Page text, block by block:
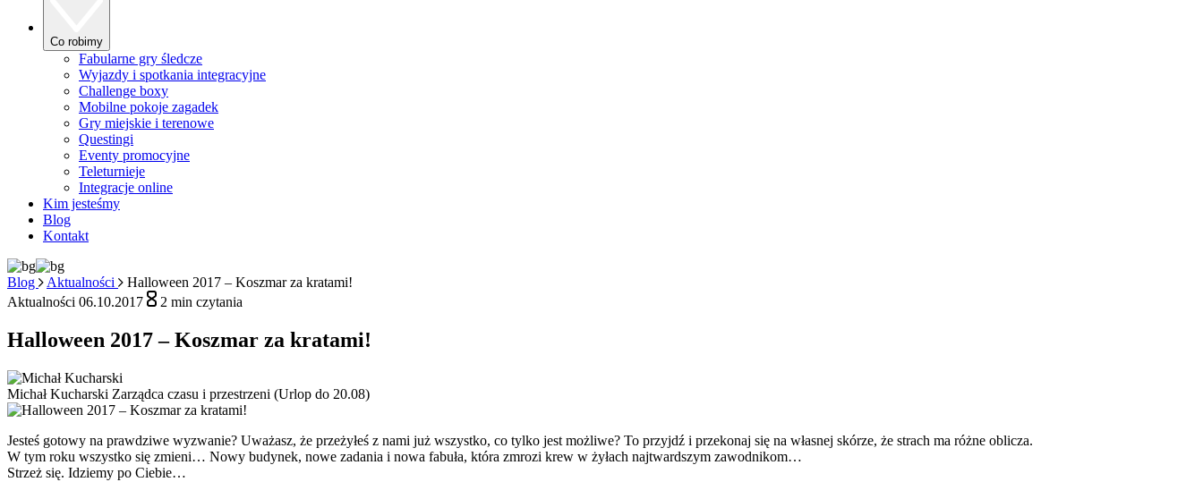
Co robimy
Fabularne gry śledcze
Wyjazdy i spotkania integracyjne
Challenge boxy
Mobilne pokoje zagadek
Gry miejskie i terenowe
Questingi
Eventy promocyjne
Teleturnieje
Integracje online
Kim jesteśmy
Blog
Kontakt
Blog Aktualności
Halloween 2017 – Koszmar za kratami!
Aktualności 06.10.2017 2 min czytania
Halloween 2017 – Koszmar za kratami!
Michał Kucharski Zarządca czasu i przestrzeni (Urlop do 20.08)
Jesteś gotowy na prawdziwe wyzwanie? Uważasz, że przeżyłeś z nami już wszystko, co tylko jest możliwe? To przyjdź i przekonaj się na własnej skórze, że strach ma różne oblicza.
W tym roku wszystko się zmieni… Nowy budynek, nowe zadania i nowa fabuła, która zmrozi krew w żyłach najtwardszym zawodnikom…
Strzeż się. Idziemy po Ciebie…